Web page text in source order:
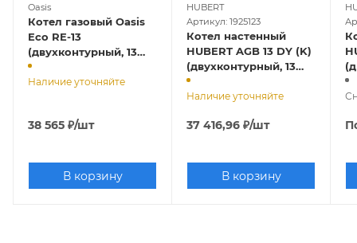
Oasis
Котел газовый Oasis
Eco RE-13
(двухконтурный, 13
кВт, закрытая камера,
раздельный
Наличие уточняйте
38 565 ₽/шт
В корзину
HUBERT
Артикул: 1925123
Котел настенный
HUBERT AGB 13 DY (K)
(двухконтурный, 13
кВт, закрытая камера)
Наличие уточняйте
37 416,96 ₽/шт
В корзину